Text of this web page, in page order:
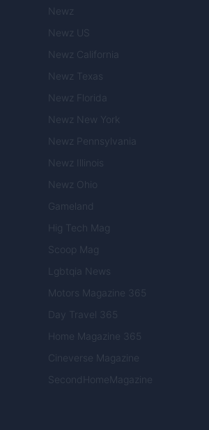
Newz
Newz US
Newz California
Newz Texas
Newz Florida
Newz New York
Newz Pennsylvania
Newz Illinois
Newz Ohio
Gameland
Hig Tech Mag
Scoop Mag
Lgbtqia News
Motors Magazine 365
Day Travel 365
Home Magazine 365
Cineverse Magazine
SecondHomeMagazine